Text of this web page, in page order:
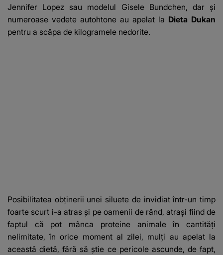
Jennifer Lopez sau modelul Gisele Bundchen, dar şi
numeroase vedete autohtone au apelat la Dieta Dukan
pentru a scăpa de kilogramele nedorite.
Posibilitatea obţinerii unei siluete de invidiat într-un timp
foarte scurt i-a atras şi pe oamenii de rând, atraşi fiind de
faptul că pot mânca proteine animale în cantităţi
nelimitate, în orice moment al zilei, mulţi au apelat la
această dietă, fără să ştie ce pericole ascunde, de fapt,